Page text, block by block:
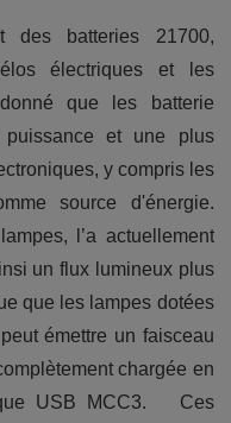
des batteries 21700,
électriques et les
que les batterie
et une plus
y compris les
source d'énergie.
l’a actuellement
un flux lumineux plus
que les lampes dotées
émettre un faisceau
chargée en
USB MCC3. Ces